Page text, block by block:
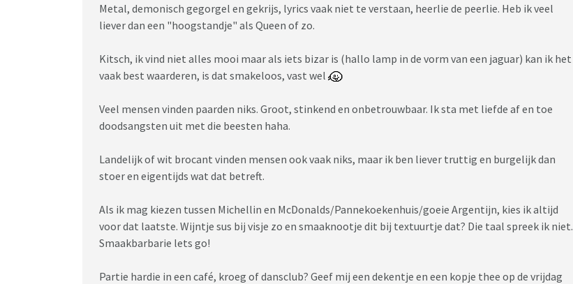
Metal, demonisch gegorgel en gekrijs, lyrics vaak niet te verstaan, heerlie de peerlie. Heb ik veel
liever dan een "hoogstandje" als Queen of zo.
Kitsch, ik vind niet alles mooi maar als iets bizar is (hallo lamp in de vorm van een jaguar) kan ik het
vaak best waarderen, is dat smakeloos, vast wel
Veel mensen vinden paarden niks. Groot, stinkend en onbetrouwbaar. Ik sta met liefde af en toe
doodsangsten uit met die beesten haha.
Landelijk of wit brocant vinden mensen ook vaak niks, maar ik ben liever truttig en burgelijk dan
stoer en eigentijds wat dat betreft.
Als ik mag kiezen tussen Michellin en McDonalds/Pannekoekenhuis/goeie Argentijn, kies ik altijd
voor dat laatste. Wijntje sus bij visje zo en smaaknootje dit bij textuurtje dat? Die taal spreek ik niet.
Smaakbarbarie lets go!
Partie hardie in een café, kroeg of dansclub? Geef mij een dekentje en een kopje thee op de vrijdag